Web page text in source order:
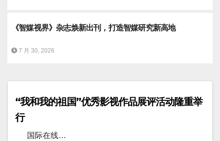
《智媒视界》杂志焕新出刊，打造智媒研究新高地
7 月 30, 2026
“我和我的祖国”优秀影视作品展评活动隆重举
行
国际在线…